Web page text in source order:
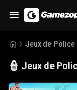
Jeux de Police
👮 Jeux de